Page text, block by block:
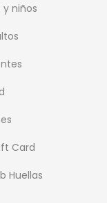
niños
Card
Huellas